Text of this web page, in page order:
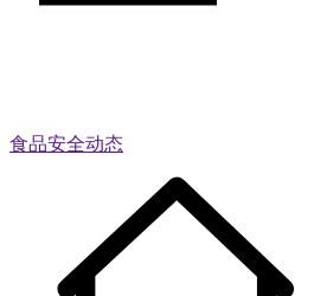
食品安全动态